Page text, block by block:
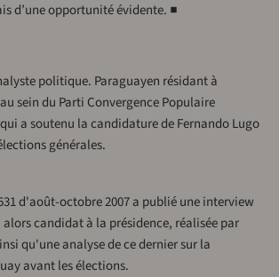
d’une opportunité évidente. ■
politique. Paraguayen résidant à
sein du Parti Convergence Populaire
a soutenu la candidature de Fernando Lugo
générales.
d'août-octobre 2007 a publié une interview
alors candidat à la présidence, réalisée par
qu'une analyse de ce dernier sur la
avant les élections.